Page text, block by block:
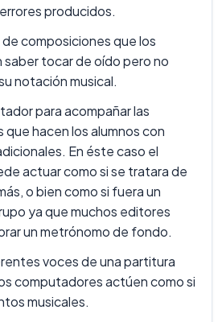
producidos.
composiciones que los
saber tocar de oído pero no
notación musical.
para acompañar las
hacen los alumnos con
En éste caso el
actuar como si se tratara de
o bien como si fuera un
ya que muchos editores
un metrónomo de fondo.
voces de una partitura
computadores actúen como si
musicales.